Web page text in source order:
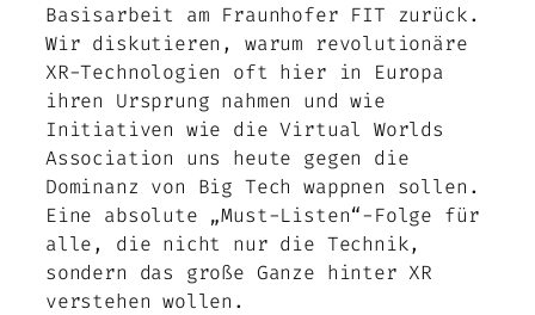
Basisarbeit am Fraunhofer FIT zurück.
Wir diskutieren, warum revolutionäre
XR-Technologien oft hier in Europa
ihren Ursprung nahmen und wie
Initiativen wie die Virtual Worlds
Association uns heute gegen die
Dominanz von Big Tech wappnen sollen.
Eine absolute „Must-Listen“-Folge für
alle, die nicht nur die Technik,
sondern das große Ganze hinter XR
verstehen wollen.